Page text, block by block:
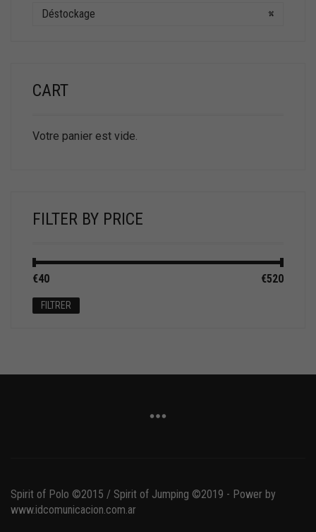
×
Déstockage
CART
Votre panier est vide.
FILTER BY PRICE
Prix
Prix
FILTRER
€40 €520
Spirit of Polo ©2015 / Spirit of Jumping ©2019 - Power by
www.idcomunicacion.com.ar